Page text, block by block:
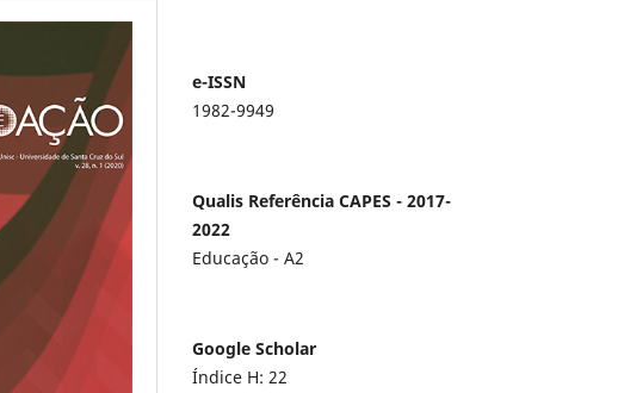
e-ISSN
1982-9949
Qualis Referência CAPES - 2017-
2022
Educação - A2
Google Scholar
Índice H: 22